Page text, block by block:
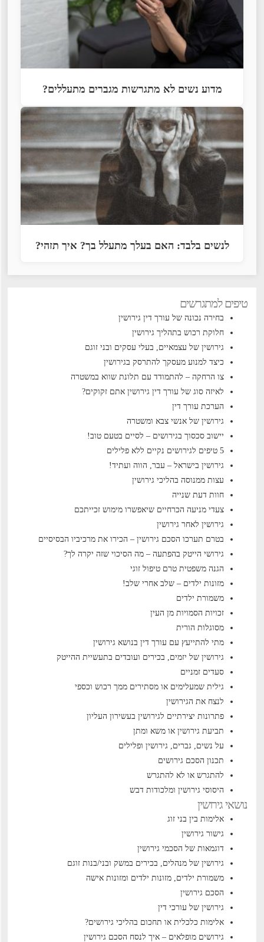
מדוע נשים לא מתגרשות מגברים מתעללים?
לנשים בלבד: האם בעלך מתעלל בך? איך תזהי?
טיפים למתגרשים
בחירה נכונה של עורך דין גירושין
חלוקת רכוש בתהליך גירושין
גירושין של עצמאיים, בעלי עסקים ובני זוגם
כיצד למנוע מעסקך להתרסק בגירושין
צו הרחקה – להתמודד עם תלונת שווא במשטרה
לאיזה סוג של עורך דין גירושין אתם זקוקים?
הערכת עורך דין
גירושין של אנשי צבא ומשטרה
יישוב סכסוך בגירושים – לסיים בטעם טוב!
5 טיפים לגירושים נקיים ללא פלילים
גירושין בישראל – עבר, הווה ועתיד!
עצות ממנוסה בהליכי גירושין
חוות דעת שנייה
צעדי מניעה הכרחיים שיאפשרו מימוש זכייתכם
גירושין לאחר גירושין
בטרם תערכו הסכם גירושין – הכירו את מרכיביו הבסיסיים
גירושי הייטק בהפתעה – מה הסיכוי שזה יקרה לך?
הגנה משפטית טרם טיפול זוגי
מזונות ילדים – שלב אחרי שלב!
משמורת ילדים
זכויות הסמויות מן העין
מסוגלות הורית
מתי להתייעץ עם עורך דין בנושא גירושין
גירושין של יזמים, בכירים ועובדים בתעשיית ההייטק
סעדים זמניים
גילית שמעלימים או מסתירים ממך רכוש וכספי
לנצח את הגירושין
פתרונות יצירתיים לגירושין בעשירון העליון
תביעת גירושין או משא ומתן
על נשים, גברים, גירושין ופלילים
תכנון הסכם גירושים
להתגרש או לא להתגרש
היסוסי גירושין ומלכודות דבש
נושאי גירושין
אלימות בין בני זוג
גישור גירושין
דוגמאות של הסכמי גירושין
גירושין של מנהלים, בכירים במשק ובני/בנות זוגם
משמורת ילדים, מזונות ילדים ומזונות אישה
הסכם גירושין
גירושין של עורכי דין
אלימות כלכלית או תחכום בהליכי גירושים?
גירושים מופלאים – איך לנסח הסכם גירושין